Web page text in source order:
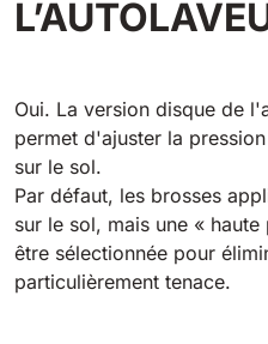
E55
E51
E61
610 mm
Tigra
Rider 1201
Rider Lift
1200 mm
Oui. La version disque de
permet d'ajuster la
sur le sol.
Par défaut, les brosses
sur le sol, mais une «
être sélectionnée pour
particulièrement tenace.